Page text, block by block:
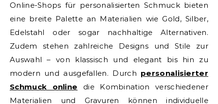
Online-Shops für personalisierten Schmuck bieten
eine breite Palette an Materialien wie Gold, Silber,
Edelstahl oder sogar nachhaltige Alternativen.
Zudem stehen zahlreiche Designs und Stile zur
Auswahl – von klassisch und elegant bis hin zu
modern und ausgefallen. Durch personalisierter
Schmuck online die Kombination verschiedener
Materialien und Gravuren können individuelle